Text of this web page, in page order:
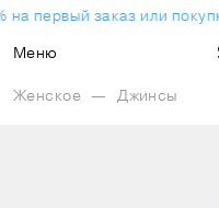
на первый заказ или
Меню
Женское — Джинсы